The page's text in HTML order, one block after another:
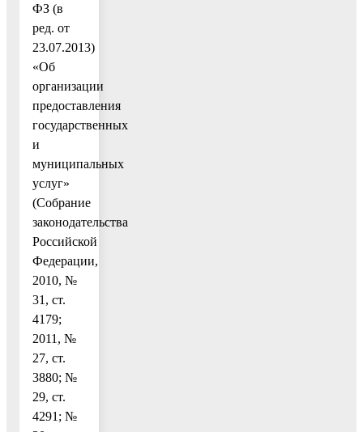
ФЗ (в
ред. от
23.07.2013)
«Об
организации
предоставления
государственных
и
муниципальных
услуг»
(Собрание
законодательства
Российской
Федерации,
2010, №
31, ст.
4179;
2011, №
27, ст.
3880; №
29, ст.
4291; №